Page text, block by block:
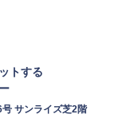
トする
サンライズ芝2階